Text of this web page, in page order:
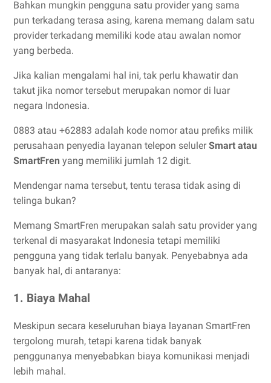
Bahkan mungkin pengguna satu provider yang sama
pun terkadang terasa asing, karena memang dalam satu
provider terkadang memiliki kode atau awalan nomor
yang berbeda.
Jika kalian mengalami hal ini, tak perlu khawatir dan
takut jika nomor tersebut merupakan nomor di luar
negara Indonesia.
0883 atau +62883 adalah kode nomor atau prefiks milik
perusahaan penyedia layanan telepon selulerSmart atau
SmartFren yang memiliki jumlah 12 digit.
Mendengar nama tersebut, tentu terasa tidak asing di
telinga bukan?
Memang SmartFren merupakan salah satu provider yang
terkenal di masyarakat Indonesia tetapi memiliki
pengguna yang tidak terlalu banyak. Penyebabnya ada
banyak hal, di antaranya:
1. Biaya Mahal
Meskipun secara keseluruhan biaya layanan SmartFren
tergolong murah, tetapi karena tidak banyak
penggunanya menyebabkan biaya komunikasi menjadi
lebih mahal.